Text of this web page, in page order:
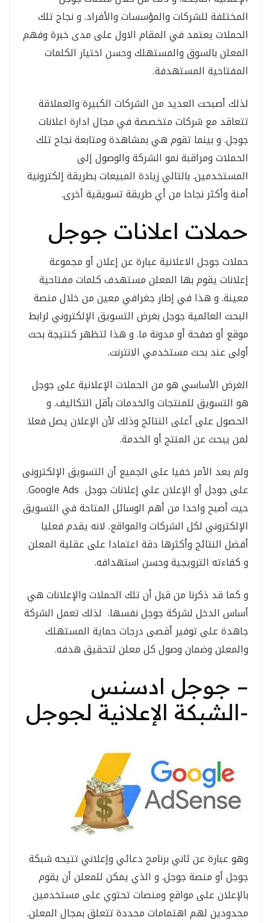
المختلفة للشركات والمؤسسات والأفراد. و نجاح تلك
الحملات يعتمد في المقام الاول على مدى خبرة وفهم
المعلن بالسوق والمستهلك وحسن اختيار الكلمات
المفتاحية المستهدفة.
لذلك أصبحت العديد من الشركات الكبيرة والعملاقة
تتعاقد مع شركات متخصصة في مجال ادارة اعلانات
جوجل. و بينما تقوم هي بمشاهدة ومتابعة نجاح تلك
الحملات ومراقبة نمو الشركة والوصول إلى
المستخدمين. بالتالي زيادة المبيعات بطريقة إلكترونية
أمنة وأكثر نجاحا من أي طريقة تسويقية أخرى.
حملات اعلانات جوجل
حملات جوجل الاعلانية عبارة عن إعلان أو مجموعة
إعلانات يقوم بها المعلن مستهدف كلمات مفتاحية
معينة. و هذا في إطار جغرافي معين من خلال منصة
البحث العالمية جوجل بغرض التسويق الإلكتروني لرابط
موقع أو صفحة أو مدونة ما. و هذا لتظهر كنتيجة بحث
أولى عند بحث مستخدمي الانترنت.
الغرض الأساسي هو من الحملات الإعلانية على جوجل
هو التسويق للمنتجات والخدمات بأقل التكاليف. و
الحصول على أعلى النتائج وذلك لأن الإعلان يصل فعلا
لمن يبحث عن المنتج أو الخدمة.
ولم يعد الأمر خفيا على الجميع أن التسويق الإلكترونى
على جوجل أو الإعلان علي إعلانات جوجل Google Ads.
حيث أصبح واحدا من أهم الوسائل المتاحة في التسويق
الإلكتروني لكل الشركات والمواقع. لانه يقدم فعليا
أفضل النتائج وأكثرها دقة اعتمادا على عقلية المعلن
و كفاءته الترويجية وحسن استهدافه.
و كما قد ذكرنا من قبل أن تلك الحملات والإعلانات هي
أساس الدخل لشركة جوجل نفسها. لذلك تعمل الشركة
جاهدة على توفير أقصى درجات حماية المستهلك
والمعلن وضمان وصول كل معلن لتحقيق هدفه.
– جوجل ادسنس
-الشبكة الإعلانية لجوجل
وهو عبارة عن ثاني برنامج دعائي وإعلاني تتيحه شبكة
جوجل أو منصة جوجل. و الذي يمكن للمعلن أن يقوم
بالإعلان على مواقع ومنصات تحتوي على مستخدمين
محدودين لهم اهتمامات محددة تتعلق بمجال المعلن.